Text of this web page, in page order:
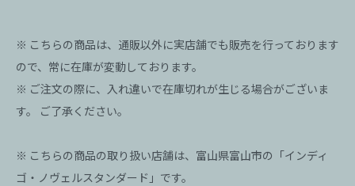
※ こちらの商品は、通販以外に実店舗でも販売を行っております
ので、常に在庫が変動しております。
※ ご注文の際に、入れ違いで在庫切れが生じる場合がございま
す。 ご了承ください。
※ こちらの商品の取り扱い店舗は、富山県富山市の「インディ
ゴ・ノヴェルスタンダード」です。